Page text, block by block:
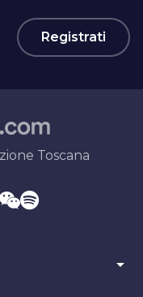
Registrati
Toscana
arrow_drop_down